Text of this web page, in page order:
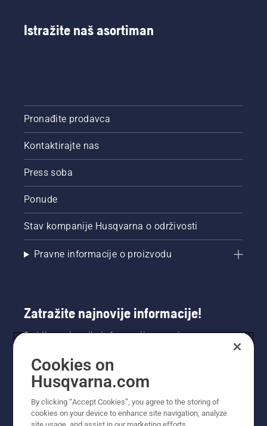
Istražite naš asortiman
Pronađite prodavca
Kontaktirajte nas
Press soba
Ponude
Stav kompanije Husqvarna o održivosti
Pravne informacije o proizvodu
Zatražite najnovije informacije!
Dobijte najnovije informacije o novim
toga. Ovdje se registrirajte za naš bilten.
Cookies on
Husqvarna.com
By clicking “Accept Cookies”, you agree to the storing of
cookies on your device to enhance site navigation, analyze